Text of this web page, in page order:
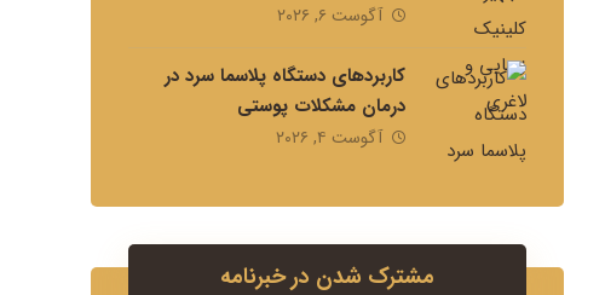
آگوست ۶, ۲۰۲۶
کاربردهای دستگاه پلاسما سرد در
درمان مشکلات پوستی
آگوست ۴, ۲۰۲۶
مشترک شدن در خبرنامه